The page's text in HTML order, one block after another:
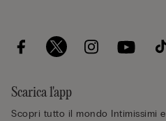
Scarica l'app
Scopri tutto il mondo Intimissimi e